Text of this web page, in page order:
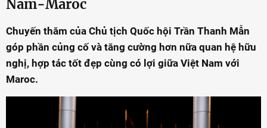
Nam-Maroc
Chuyến thăm của Chủ tịch Quốc hội Trần Thanh Mẫn
góp phần củng cố và tăng cường hơn nữa quan hệ hữu
nghị, hợp tác tốt đẹp cùng có lợi giữa Việt Nam với
Maroc.